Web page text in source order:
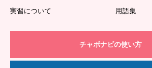
実習について
用語集
チャボナビの使い方